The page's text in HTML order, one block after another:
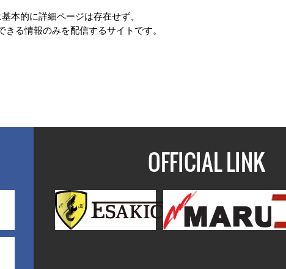
本的に詳細ページは存在せず、
きる情報のみを配信するサイトです。
OFFICIAL LINK